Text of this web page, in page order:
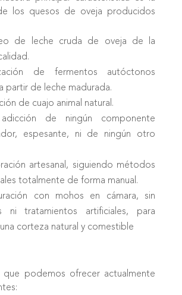
los quesos de oveja producidos
de leche cruda de oveja de la
de fermentos autóctonos
partir de leche madurada.
de cuajo animal natural.
de ningún componente
espesante, ni de ningún otro
artesanal, siguiendo métodos
totalmente de forma manual.
con mohos en cámara, sin
ni tratamientos artificiales, para
corteza natural y comestible
podemos ofrecer actualmente